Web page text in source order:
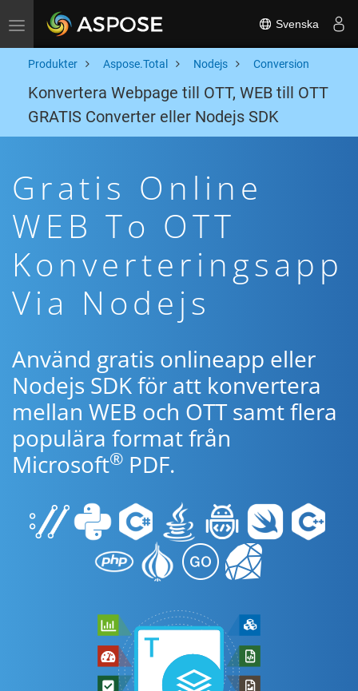
Toggle navigation Svenska
Produkter Aspose.Total Nodejs Conversion
Konvertera Webpage till OTT, WEB till OTT
GRATIS Converter eller Nodejs SDK
Gratis Online
WEB To OTT
Konverteringsapp
Via Nodejs
Använd gratis onlineapp eller
Nodejs SDK för att konvertera
mellan WEB och OTT samt flera
populära format från
Microsoft® PDF.